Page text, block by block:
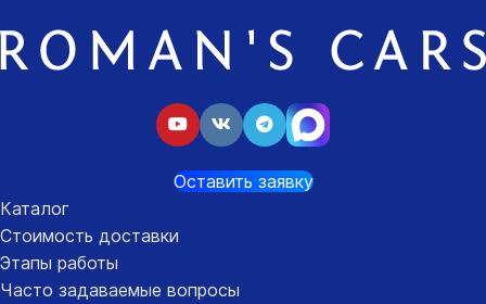
Оставить заявку
Каталог
Стоимость доставки
Этапы работы
Часто задаваемые вопросы